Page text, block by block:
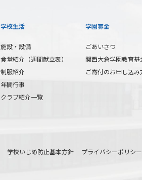
学校生活
施設・設備
食堂紹介（週間献立表）
制服紹介
年間行事
クラブ紹介一覧
学園募金
ごあいさつ
関西大倉学園教育基
ご寄付のお申し込み
学校いじめ防止基本方針 プライバシーポリシー